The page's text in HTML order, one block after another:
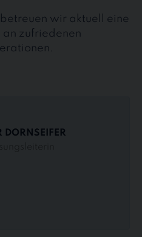
wir aktuell eine
zufriedenen
DORNSEIFER